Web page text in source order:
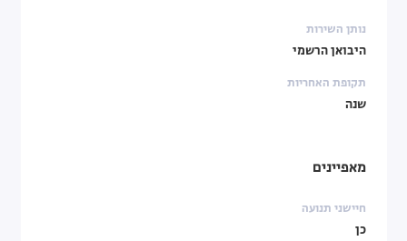
נותן השירות
היבואן הרשמי
תקופת האחריות
שנה
מאפיינים
חיישני תנועה
כן